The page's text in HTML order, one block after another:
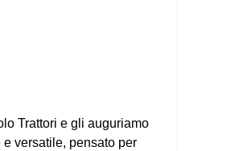
Trattori e gli auguriamo
versatile, pensato per